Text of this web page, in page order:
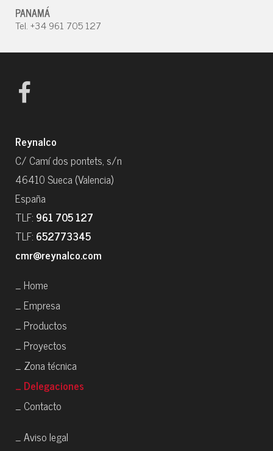
PANAMÁ
Tel. +34 961 705 127
Reynalco
C/ Camí dos pontets, s/n
46410 Sueca (Valencia)
España
TLF: 961 705 127
TLF: 652773345
cmr@reynalco.com
_ Home
_ Empresa
_ Productos
_ Proyectos
_ Zona técnica
_ Delegaciones
_ Contacto
_ Aviso legal